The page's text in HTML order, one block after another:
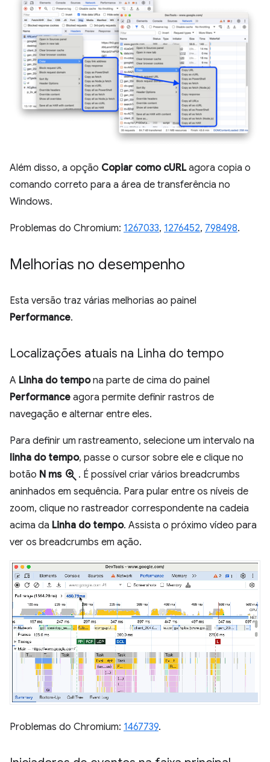
Além disso, a opção Copiar como cURLagora copia o
comando correto para a área de transferência no
Windows.
Problemas do Chromium: 1267033, 1276452, 798498.
Melhorias no desempenho
Esta versão traz várias melhorias ao painel
Performance.
Localizações atuais na Linha do tempo
A Linha do tempona parte de cima do painel
Performance agora permite definir rastros de
navegação e alternar entre eles.
Para definir um rastreamento, selecione um intervalo na
linha do tempo, passe o cursor sobre ele e clique no
botão N ms zoom_in . É possível criar vários breadcrumbs
aninhados em sequência. Para pular entre os níveis de
zoom, clique no rastreador correspondente na cadeia
acima da Linha do tempo. Assista o próximo vídeo para
ver os breadcrumbs em ação.
Problemas do Chromium: 1467739.